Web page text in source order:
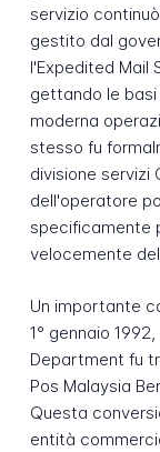
servizio
gestito dal
l'Expedited Mail
gettando le
moderna
stesso fu
divisione servizi
dell'operatore
specificamente
velocemente
Un importante
1° gennaio
Department fu
Pos Malaysia
Questa
entità